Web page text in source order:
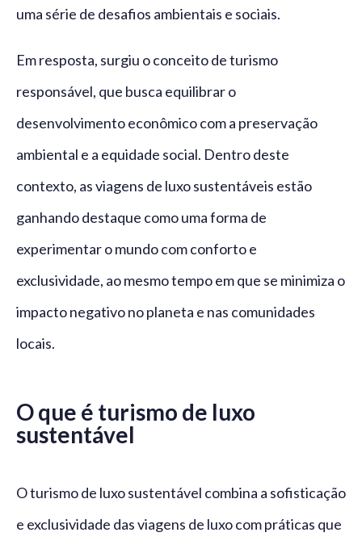
uma série de desafios ambientais e sociais.
Em resposta, surgiu o conceito de turismo
responsável, que busca equilibrar o
desenvolvimento econômico com a preservação
ambiental e a equidade social. Dentro deste
contexto, as viagens de luxo sustentáveis estão
ganhando destaque como uma forma de
experimentar o mundo com conforto e
exclusividade, ao mesmo tempo em que se minimiza o
impacto negativo no planeta e nas comunidades
locais.
O que é turismo de luxo
sustentável
O turismo de luxo sustentável combina a sofisticação
e exclusividade das viagens de luxo com práticas que